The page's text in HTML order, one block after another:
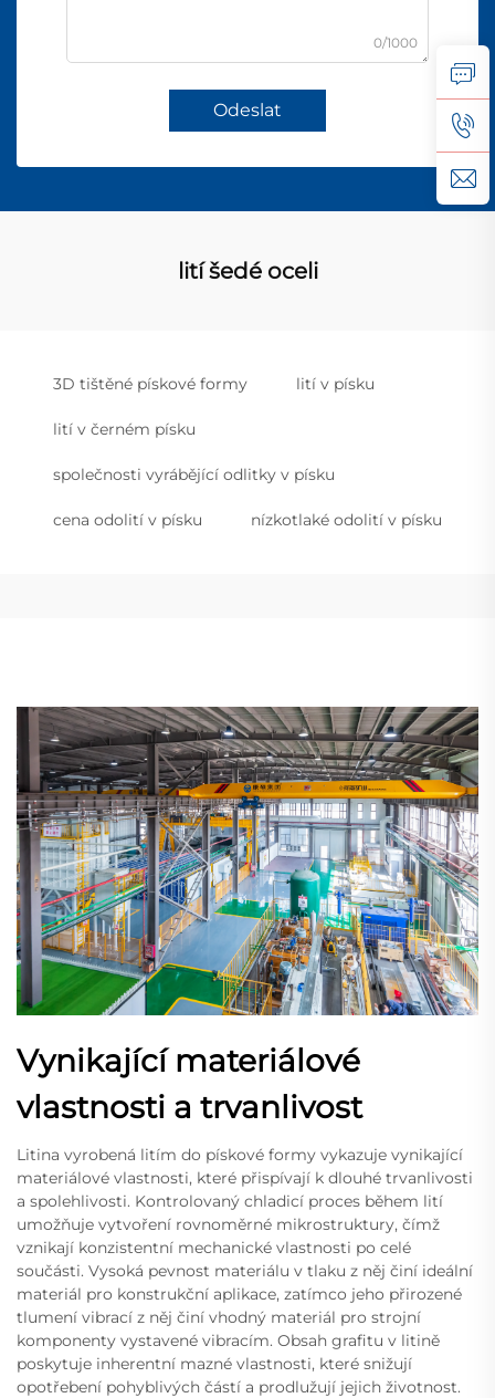
0/1000
Odeslat
lití šedé oceli
3D tištěné pískové formy lití v písku
lití v černém písku
společnosti vyrábějící odlitky v písku
cena odolití v písku nízkotlaké odolití v písku
Vynikající materiálové
vlastnosti a trvanlivost
Litina vyrobená litím do pískové formy vykazuje vynikající
materiálové vlastnosti, které přispívají k dlouhé trvanlivosti
a spolehlivosti. Kontrolovaný chladicí proces během lití
umožňuje vytvoření rovnoměrné mikrostruktury, čímž
vznikají konzistentní mechanické vlastnosti po celé
součásti. Vysoká pevnost materiálu v tlaku z něj činí ideální
materiál pro konstrukční aplikace, zatímco jeho přirozené
tlumení vibrací z něj činí vhodný materiál pro strojní
komponenty vystavené vibracím. Obsah grafitu v litině
poskytuje inherentní mazné vlastnosti, které snižují
opotřebení pohyblivých částí a prodlužují jejich životnost.